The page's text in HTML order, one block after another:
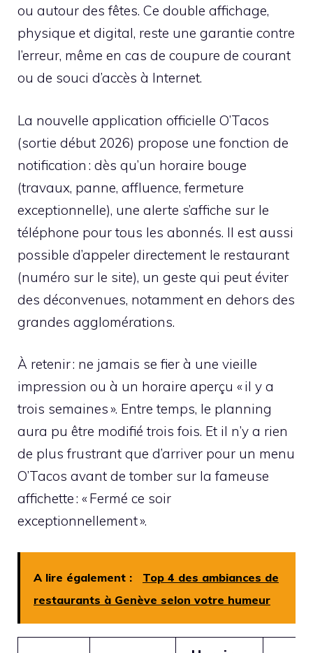
ou autour des fêtes. Ce double affichage,
physique et digital, reste une garantie contre
l’erreur, même en cas de coupure de courant
ou de souci d’accès à Internet.
La nouvelle application officielle O’Tacos
(sortie début 2026) propose une fonction de
notification : dès qu’un horaire bouge
(travaux, panne, affluence, fermeture
exceptionnelle), une alerte s’affiche sur le
téléphone pour tous les abonnés. Il est aussi
possible d’appeler directement le restaurant
(numéro sur le site), un geste qui peut éviter
des déconvenues, notamment en dehors des
grandes agglomérations.
À retenir : ne jamais se fier à une vieille
impression ou à un horaire aperçu « il y a
trois semaines ». Entre temps, le planning
aura pu être modifié trois fois. Et il n’y a rien
de plus frustrant que d’arriver pour un menu
O’Tacos avant de tomber sur la fameuse
affichette : « Fermé ce soir
exceptionnellement ».
A lire également :
Top 4 des ambiances de
restaurants à Genève selon votre humeur